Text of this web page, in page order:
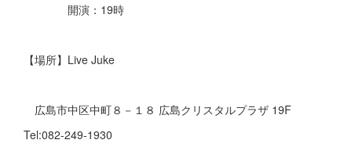
開演：19時
【場所】Live Juke
広島市中区中町８－１８ 広島クリスタルプラザ 19F
Tel:082-249-1930